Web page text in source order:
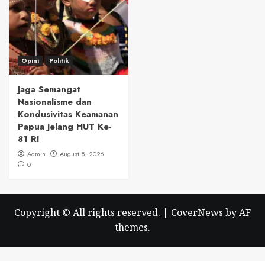
Opini Politik
Jaga Semangat
Nasionalisme dan
Kondusivitas Keamanan
Papua Jelang HUT Ke-
81 RI
Admin
August 8, 2026
0
Copyright © All rights reserved. | CoverNews by AF
themes.